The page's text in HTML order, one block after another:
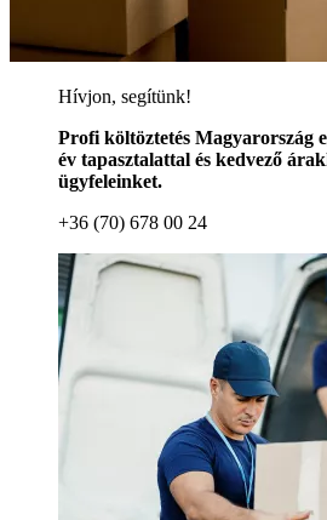
Hívjon, segítünk!
Profi költöztetés Magyarország
év tapasztalattal és kedvező
ügyfeleinket.
+36 (70) 678 00 24